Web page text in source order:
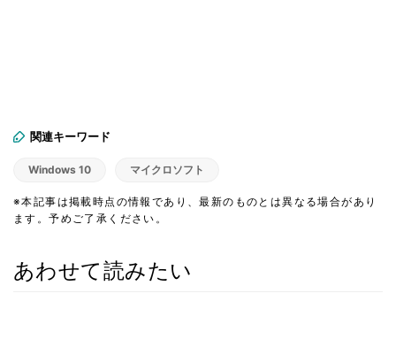
関連キーワード
Windows 10 マイクロソフト
※本記事は掲載時点の情報であり、最新のものとは異なる場合があり
ます。予めご了承ください。
あわせて読みたい